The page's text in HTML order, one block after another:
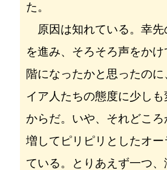
た。
原因は知れている。幸先
を進み、そろそろ声をか
階になったかと思ったの
イア人たちの態度に少し
からだ。いや、それどこ
増してピリピリとしたオ
ている。とりあえず一つ